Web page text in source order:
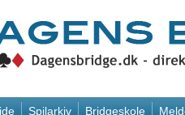
Spilarkiv Bridgeskole